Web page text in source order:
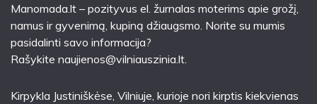
Manomada.lt – pozityvus el. žurnalas moterims apie grožį,
namus ir gyvenimą, kupiną džiaugsmo. Norite su mumis
pasidalinti savo informacija?
Rašykite naujienos@vilniauszinia.lt
Kirpykla Justiniškėse, Vilniuje, kurioje nori kirptis kiekvienas